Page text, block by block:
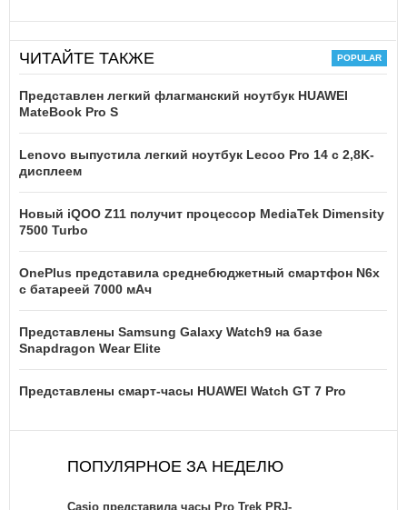
ЧИТАЙТЕ ТАКЖЕ
Представлен легкий флагманский ноутбук HUAWEI
MateBook Pro S
Lenovo выпустила легкий ноутбук Lecoo Pro 14 с 2,8K-
дисплеем
Новый iQOO Z11 получит процессор MediaTek Dimensity
7500 Turbo
OnePlus представила среднебюджетный смартфон N6x
с батареей 7000 мАч
Представлены Samsung Galaxy Watch9 на базе
Snapdragon Wear Elite
Представлены смарт-часы HUAWEI Watch GT 7 Pro
ПОПУЛЯРНОЕ ЗА НЕДЕЛЮ
Casio представила часы Pro Trek PRJ-